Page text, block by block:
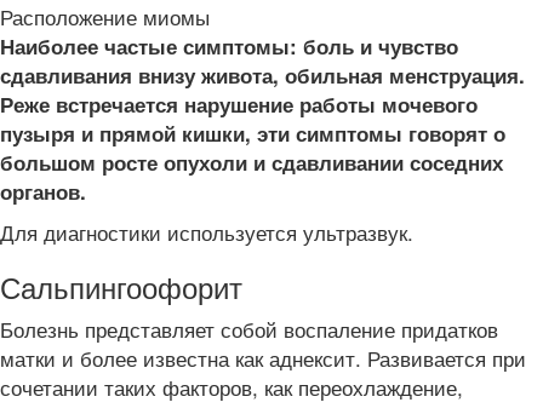
Расположение миомы
Наиболее частые симптомы: боль и чувство
сдавливания внизу живота, обильная менструация.
Реже встречается нарушение работы мочевого
пузыря и прямой кишки, эти симптомы говорят о
большом росте опухоли и сдавливании соседних
органов.
Для диагностики используется ультразвук.
Сальпингоофорит
Болезнь представляет собой воспаление придатков
матки и более известна как аднексит. Развивается при
сочетании таких факторов, как переохлаждение,